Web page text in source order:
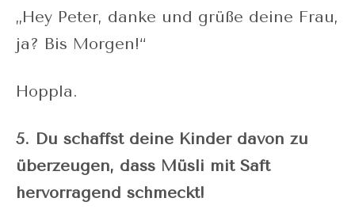
„Hey Peter, danke und grüße deine Frau,
ja? Bis Morgen!“
Hoppla.
5. Du schaffst deine Kinder davon zu
überzeugen, dass Müsli mit Saft
hervorragend schmeckt!